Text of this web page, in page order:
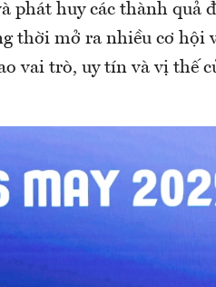
phát huy các thành quả
thời mở ra nhiều cơ hội
vai trò, uy tín và vị thế